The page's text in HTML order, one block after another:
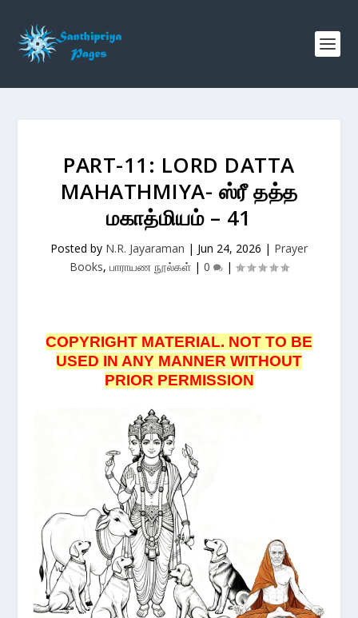
PART-11: LORD DATTA
MAHATHMIYA- ஸ்ரீ தத்த
மகாத்மியம் – 41
Posted by N.R. Jayaraman | Jun 24, 2026 | Prayer
Books, பாராயண நூல்கள் | 0 |
COPYRIGHT MATERIAL. NOT TO BE
USED IN ANY MANNER WITHOUT
PRIOR PERMISSION